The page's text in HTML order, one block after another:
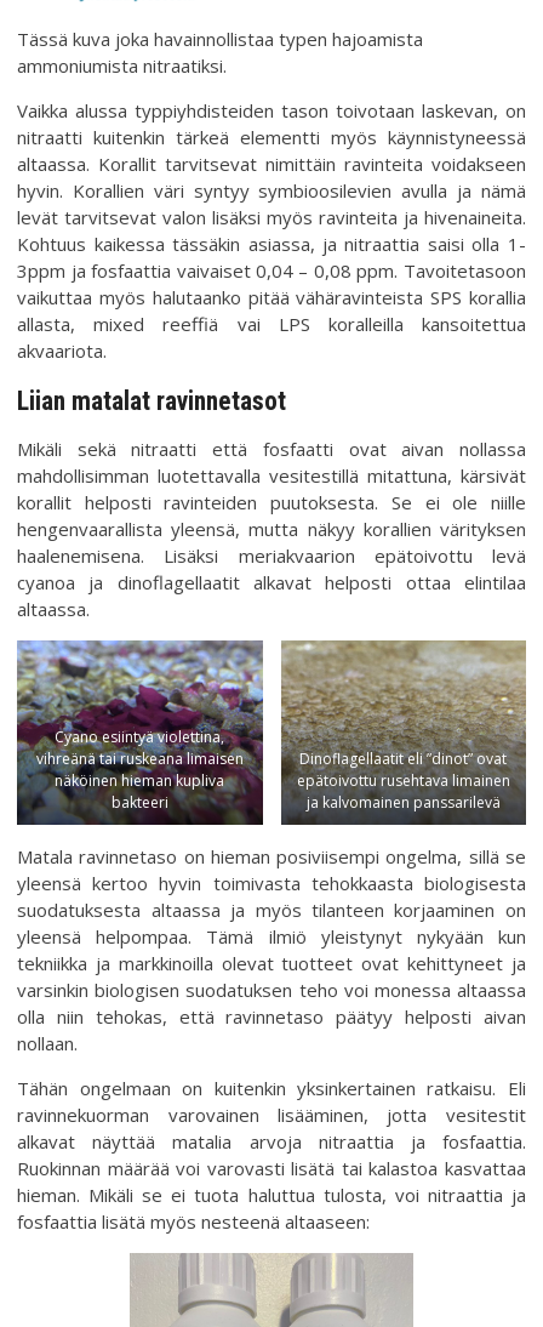
Tässä kuva joka havainnollistaa typen hajoamista
ammoniumista nitraatiksi.
Vaikka alussa typpiyhdisteiden tason toivotaan laskevan, on
nitraatti kuitenkin tärkeä elementti myös käynnistyneessä
altaassa. Korallit tarvitsevat nimittäin ravinteita voidakseen
hyvin. Korallien väri syntyy symbioosilevien avulla ja nämä
levät tarvitsevat valon lisäksi myös ravinteita ja hivenaineita.
Kohtuus kaikessa tässäkin asiassa, ja nitraattia saisi olla 1-
3ppm ja fosfaattia vaivaiset 0,04 – 0,08 ppm. Tavoitetasoon
vaikuttaa myös halutaanko pitää vähäravinteista SPS korallia
allasta, mixed reeffiä vai LPS koralleilla kansoitettua
akvaariota.
Liian matalat ravinnetasot
Mikäli sekä nitraatti että fosfaatti ovat aivan nollassa
mahdollisimman luotettavalla vesitestillä mitattuna, kärsivät
korallit helposti ravinteiden puutoksesta. Se ei ole niille
hengenvaarallista yleensä, mutta näkyy korallien värityksen
haalenemisena. Lisäksi meriakvaarion epätoivottu levä
cyanoa ja dinoflagellaatit alkavat helposti ottaa elintilaa
altaassa.
Cyano esiintyä violettina,
vihreänä tai ruskeana limaisen
näköinen hieman kupliva
bakteeri
Dinoflagellaatit eli ”dinot” ovat
epätoivottu rusehtava limainen
ja kalvomainen panssarilevä
Matala ravinnetaso on hieman posiviisempi ongelma, sillä se
yleensä kertoo hyvin toimivasta tehokkaasta biologisesta
suodatuksesta altaassa ja myös tilanteen korjaaminen on
yleensä helpompaa. Tämä ilmiö yleistynyt nykyään kun
tekniikka ja markkinoilla olevat tuotteet ovat kehittyneet ja
varsinkin biologisen suodatuksen teho voi monessa altaassa
olla niin tehokas, että ravinnetaso päätyy helposti aivan
nollaan.
Tähän ongelmaan on kuitenkin yksinkertainen ratkaisu. Eli
ravinnekuorman varovainen lisääminen, jotta vesitestit
alkavat näyttää matalia arvoja nitraattia ja fosfaattia.
Ruokinnan määrää voi varovasti lisätä tai kalastoa kasvattaa
hieman. Mikäli se ei tuota haluttua tulosta, voi nitraattia ja
fosfaattia lisätä myös nesteenä altaaseen: